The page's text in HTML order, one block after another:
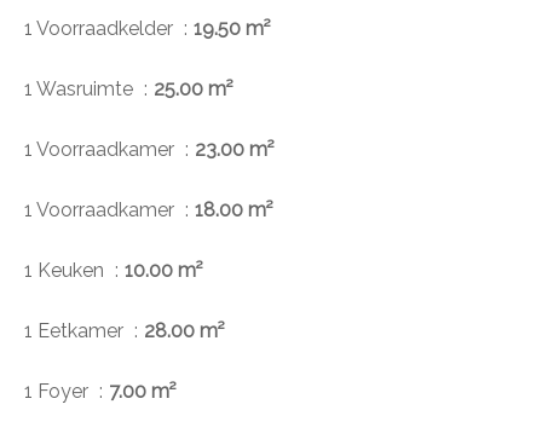
1 Voorraadkelder 19.50 m²
1 Wasruimte 25.00 m²
1 Voorraadkamer 23.00 m²
1 Voorraadkamer 18.00 m²
1 Keuken 10.00 m²
1 Eetkamer 28.00 m²
1 Foyer 7.00 m²